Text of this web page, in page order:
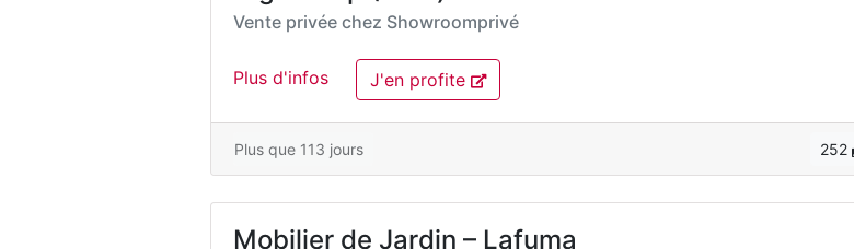
Vente privée chez Showroomprivé
Plus d'infos J'en profite
Plus que 113 jours 252
Mobilier de Jardin – Lafuma